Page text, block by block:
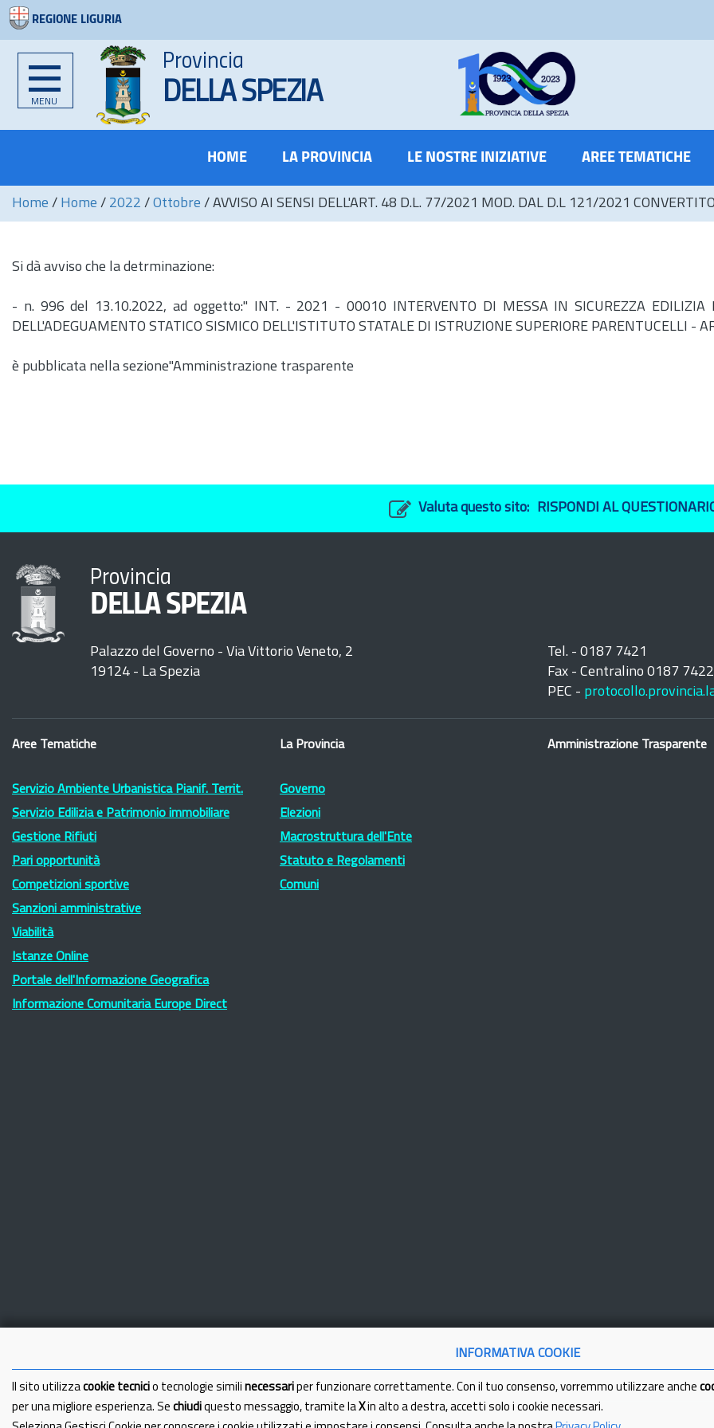
REGIONE LIGURIA
MENU
Provincia
DELLA SPEZIA
HOME LA PROVINCIA LE NOSTRE INIZIATIVE AREE TEMATICHE
Home / Home / 2022 / Ottobre / AVVISO AI SENSI DELL'ART. 48 D.L. 77/2021 MOD. DAL D.L 121/2021
Si dà avviso che la detrminazione:
- n. 996 del 13.10.2022, ad oggetto:" INT. - 2021 - 00010 INTERVENTO DI MESSA IN SICUREZZA EDILIZIA
DELL'ADEGUAMENTO STATICO SISMICO DELL'ISTITUTO STATALE DI ISTRUZIONE SUPERIORE PARENTUCELLI
è pubblicata nella sezione"Amministrazione trasparente
Valuta questo sito: RISPONDI AL
Provincia
DELLA SPEZIA
Palazzo del Governo - Via Vittorio Veneto, 2
19124 - La Spezia
Tel. - 0187 7421
Fax - Centralino 0187
PEC -
Aree Tematiche
Servizio Ambiente Urbanistica Pianif. Territ.
Servizio Edilizia e Patrimonio immobiliare
Gestione Rifiuti
Pari opportunità
Competizioni sportive
Sanzioni amministrative
Viabilità
Istanze Online
Portale dell'Informazione Geografica
Informazione Comunitaria Europe Direct
La Provincia
Governo
Elezioni
Macrostruttura dell'Ente
Statuto e Regolamenti
Comuni
Amministrazione Trasparente
INFORMATIVA COOKIE
Il sito utilizza cookie tecnici o tecnologie simili necessari per funzionare correttamente. Con il tuo consenso, vorremmo utilizzare anche
per una migliore esperienza. Se chiudi questo messaggio, tramite la Xin alto a destra, accetti solo i cookie necessari.